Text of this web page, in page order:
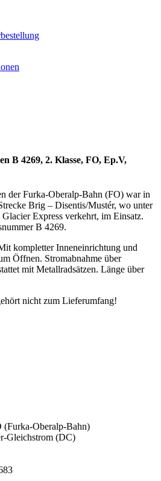
B 4269, 2. Klasse, FO, Ep.V,
der Furka-Oberalp-Bahn (FO) war in
Brig – Disentis/Mustér, wo unter
Express verkehrt, im Einsatz.
B 4269.
kompletter Inneneinrichtung und
Öffnen. Stromabnahme über
mit Metallradsätzen. Länge über
nicht zum Lieferumfang!
(Furka-Oberalp-Bahn)
Gleichstrom (DC)